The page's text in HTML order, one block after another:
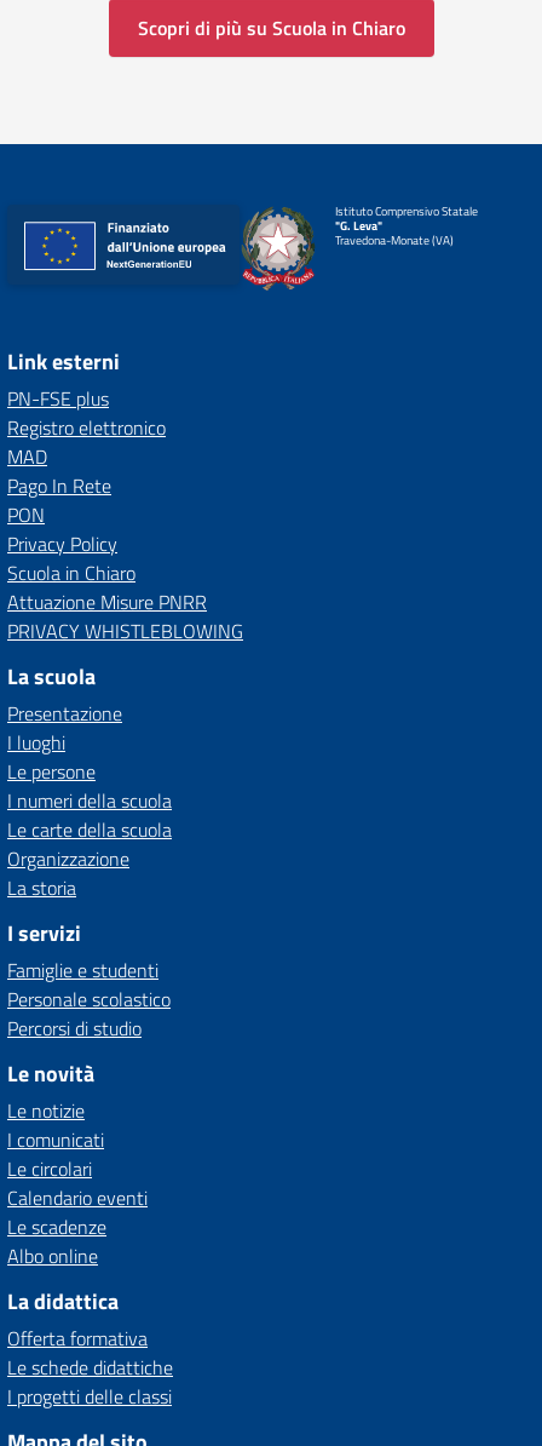
Scopri di più su Scuola in Chiaro
Istituto Comprensivo Statale
"G. Leva"
Travedona-Monate (VA)
Link esterni
PN-FSE plus
Registro elettronico
MAD
Pago In Rete
PON
Privacy Policy
Scuola in Chiaro
Attuazione Misure PNRR
PRIVACY WHISTLEBLOWING
La scuola
Presentazione
I luoghi
Le persone
I numeri della scuola
Le carte della scuola
Organizzazione
La storia
I servizi
Famiglie e studenti
Personale scolastico
Percorsi di studio
Le novità
Le notizie
I comunicati
Le circolari
Calendario eventi
Le scadenze
Albo online
La didattica
Offerta formativa
Le schede didattiche
I progetti delle classi